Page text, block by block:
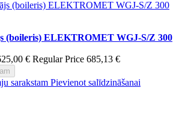
(boileris) ELEKTROMET WGJ-S/Z 300
€ Regular Price 685,13 €
sarakstam Pievienot salīdzināšanai